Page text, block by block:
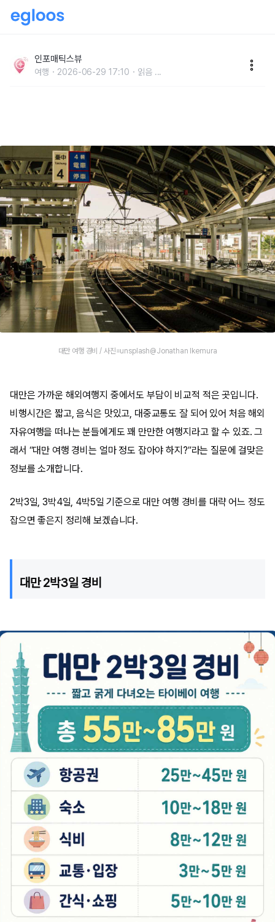
예산 총정리
인포매틱스뷰
여행 2026-06-29 17:10 읽음 ...
대만 여행 경비 / 사진=unsplash@Jonathan Ikemura
대만은 가까운 해외여행지 중에서도 부담이 비교적 적은 곳입니다.
비행시간은 짧고, 음식은 맛있고, 대중교통도 잘 되어 있어 처음 해외
자유여행을 떠나는 분들에게도 꽤 만만한 여행지라고 할 수 있죠. 그
래서 “대만 여행 경비는 얼마 정도 잡아야 하지?”라는 질문에 걸맞은
정보를 소개합니다.
2박3일, 3박4일, 4박5일 기준으로 대만 여행 경비를 대략 어느 정도
잡으면 좋은지 정리해 보겠습니다.
대만 2박3일 경비